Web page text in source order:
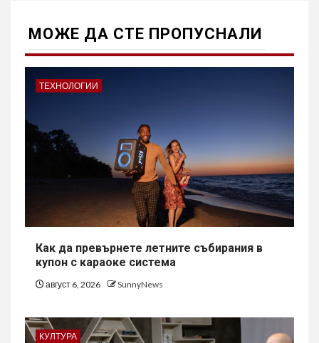
МОЖE ДА СТЕ ПРОПУСНАЛИ
ТЕХНОЛОГИИ
Как да превърнете летните събирания в
купон с караоке система
август 6, 2026 SunnyNews
КУЛТУРА